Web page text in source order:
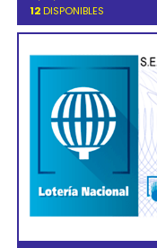
12 DISPONIBLES